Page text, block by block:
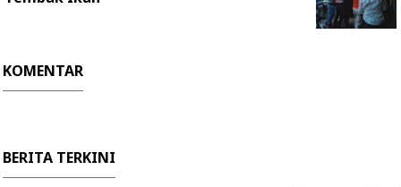
KOMENTAR
BERITA TERKINI